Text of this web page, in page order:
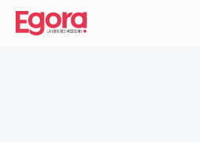
Aller
contenu